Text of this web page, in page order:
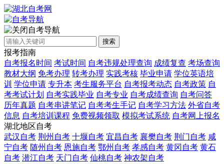
自考导航
搜索
报考指南
自考报名时间 考试时间 自考违规处理查询 成绩复查 考场查询
教材大纲 免考办理 转考办理 实践考核 毕业申请 学位英语培
训 学位申请 专升本 考生服务平台 自考报考动态 自考政策 自
考考试计划 自考实践毕业 自考专业 自考成绩查询 自考问答
历年真题 自考串讲笔记 自考考生手记 自考学习方法 外省自考
信息 自考培训课程 免费视频领取 模拟考试系统 自考网上报名
湖北地区自考
武汉自考 荆州自考 十堰自考 宜昌自考 襄樊自考 荆门自考 咸
宁自考 随州自考 恩施自考 鄂州自考 孝感自考 黄冈自考 黄石
自考 潜江自考 天门自考 仙桃自考 神农架自考